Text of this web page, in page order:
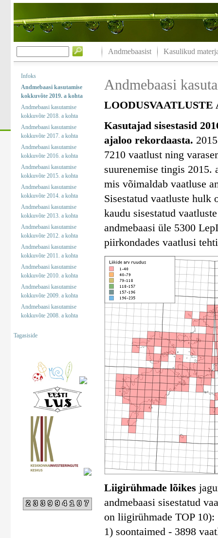
Andmebaasist Kasulikud
Infoks
Andmebaasi kasutamise
kokkuvõte 2019. a kohta
Andmebaasi kasutamise
kokkuvõte 2018. a kohta
Andmebaasi kasutamise
kokkuvõte 2017. a kohta
Andmebaasi kasutamise
kokkuvõte 2016. a kohta
Andmebaasi kasutamise
kokkuvõte 2015. a kohta
Andmebaasi kasutamise
kokkuvõte 2014. a kohta
Andmebaasi kasutamise
kokkuvõte 2013. a kohta
Andmebaasi kasutamise
kokkuvõte 2012. a kohta
Andmebaasi kasutamise
kokkuvõte 2011. a kohta
Andmebaasi kasutamise
kokkuvõte 2010. a kohta
Andmebaasi kasutamise
kokkuvõte 2009. a kohta
Andmebaasi kasutamise
kokkuvõte 2008. a kohta
Tagasiside
233994107
Andmebaasi
Kasutajad sisestasid
ajaloo rekordaasta.
7210 vaatlust ning
suurenemise tingis 2015.
mis võimaldab vaatluse
Sisestatud vaatluste hulk
kaudu sisestatud
andmebaasi üle 5300
piirkondades vaatlusi
Liigirühmade lõikes
andmebaasi sisestatud
on liigirühmade TOP 10):
1) soontaimed - 3898